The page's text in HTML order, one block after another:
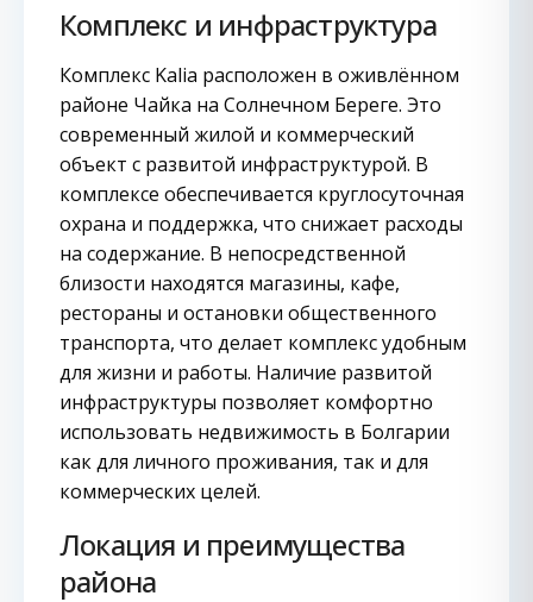
Комплекс и инфраструктура
Комплекс Kalia расположен в оживлённом
районе Чайка на Солнечном Береге. Это
современный жилой и коммерческий
объект с развитой инфраструктурой. В
комплексе обеспечивается круглосуточная
охрана и поддержка, что снижает расходы
на содержание. В непосредственной
близости находятся магазины, кафе,
рестораны и остановки общественного
транспорта, что делает комплекс удобным
для жизни и работы. Наличие развитой
инфраструктуры позволяет комфортно
использовать недвижимость в Болгарии
как для личного проживания, так и для
коммерческих целей.
Локация и преимущества
района